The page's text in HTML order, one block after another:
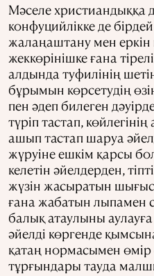
Мәселе христиандыққа
конфуцийлікке де
жалаңаштану мен еркін
жеккөрінішке ғана
алдында туфилінің
бұрымын көрсетудің
пен әдеп билеген
түріп тастап,
ашып тастап шаруа
жүруіне ешкім қарсы
келетін әйелдерден,
жүзін жасыратын
ғана жабатын лыпамен
балық атаулыны
әйелді көргенде
қатаң нормасымен
тұрғындары тауда